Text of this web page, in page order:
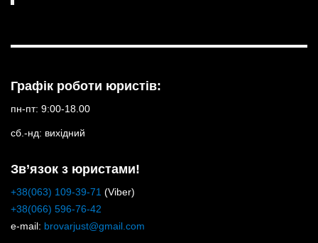
Графік роботи юристів:
пн-пт: 9:00-18.00
сб.-нд: вихідний
Зв’язок з юристами!
+38(063) 109-39-71 (Viber)
+38(066) 596-76-42
e-mail: brovarjust@gmail.com